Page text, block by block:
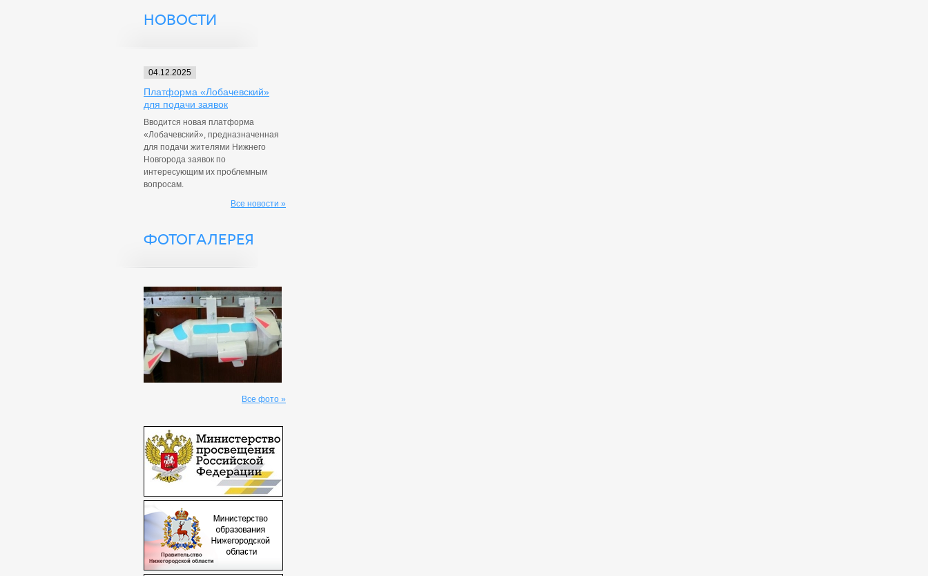
НОВОСТИ
04.12.2025
Платформа «Лобачевский»
для подачи заявок
Вводится новая платформа
«Лобачевский», предназначенная
для подачи жителями Нижнего
Новгорода заявок по
интересующим их проблемным
вопросам.
Все новости »
ФОТОГАЛЕРЕЯ
Все фото »